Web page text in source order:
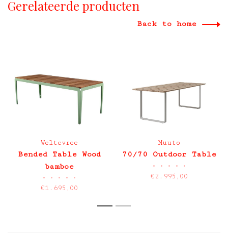
Gerelateerde producten
Back to home
Weltevree
Bended Table Wood
bamboe
• • • • •
€1.695,00
Muuto
70/70 Outdoor Table
• • • • •
€2.995,00
1 2